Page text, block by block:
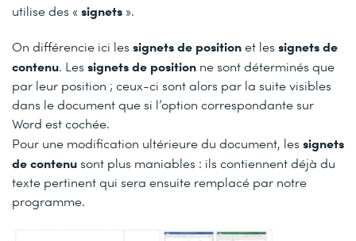
utilise des « signets ».
On différencie ici les signets de positionet les signets de
contenu. Les signets de position ne sont déterminés que
par leur position ; ceux-ci sont alors par la suite visibles
dans le document que si l’option correspondante sur
Word est cochée.
Pour une modification ultérieure du document, les signets
de contenusont plus maniables : ils contiennent déjà du
texte pertinent qui sera ensuite remplacé par notre
programme.